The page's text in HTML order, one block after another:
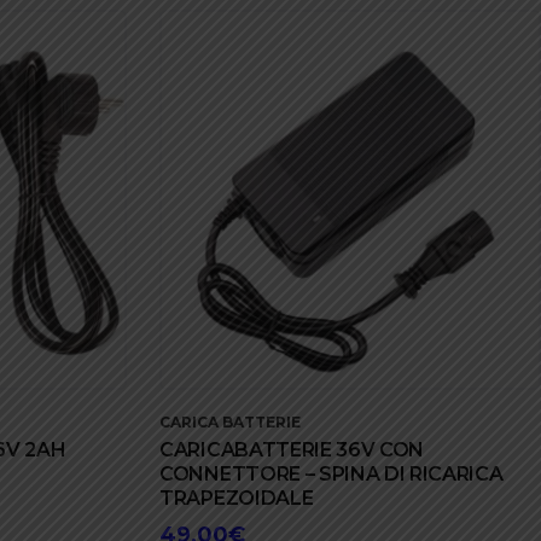
2AH
CARICA BATTERIE
CARICABATTERIE 36V CON
CONNETTORE – SPINA DI RICARICA
TRAPEZOIDALE
49,00€